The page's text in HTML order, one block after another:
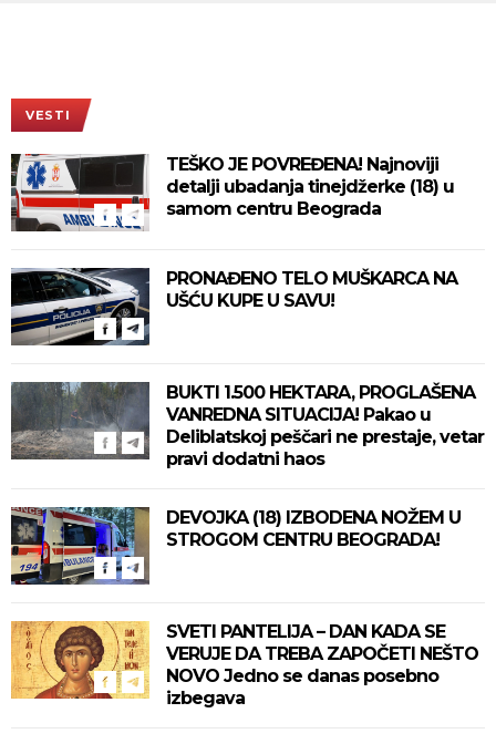
VESTI
TEŠKO JE POVREĐENA! Najnoviji
detalji ubadanja tinejdžerke (18) u
samom centru Beograda
PRONAĐENO TELO MUŠKARCA NA
UŠĆU KUPE U SAVU!
BUKTI 1.500 HEKTARA, PROGLAŠENA
VANREDNA SITUACIJA! Pakao u
Deliblatskoj peščari ne prestaje, vetar
pravi dodatni haos
DEVOJKA (18) IZBODENA NOŽEM U
STROGOM CENTRU BEOGRADA!
SVETI PANTELIJA – DAN KADA SE
VERUJE DA TREBA ZAPOČETI NEŠTO
NOVO Jedno se danas posebno
izbegava